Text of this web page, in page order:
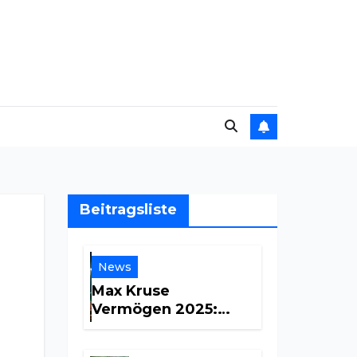
Beitragsliste
News
Max Kruse
Vermögen 2025: